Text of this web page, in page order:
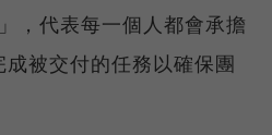
」，代表每一個人都會承擔
被交付的任務以確保團